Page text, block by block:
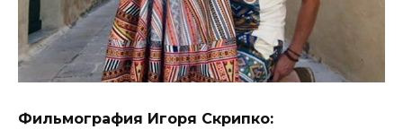
Фильмография Игоря Скрипко: